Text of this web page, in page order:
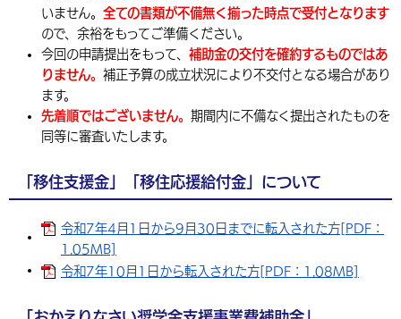
いません。 全ての書類が不備無く揃った時点で受付となります
ので、余裕をもってご準備ください。
今回の申請提出をもって、 補助金の交付を確約するものではあ
りません。 補正予算の成立状況により不交付となる場合があり
ます。
先着順ではございません。 期間内に不備なく提出されたものを
同等に審査いたします。
「移住支援金」「移住応援給付金」について
令和7年4月1日から9月30日までに転入された方[PDF：
1.05MB]
令和7年10月1日から転入された方[PDF：1.08MB]